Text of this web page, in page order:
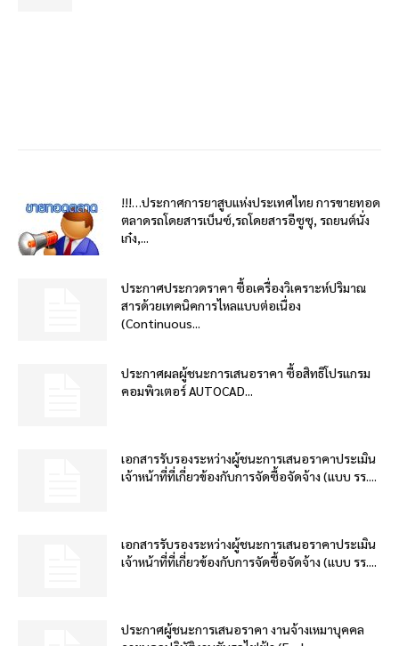
!!!…ประกาศการยาสูบแห่งประเทศไทย การขายทอด
ตลาดรถโดยสารเบ็นซ์,รถโดยสารอีซูซุ, รถยนต์นั่ง
เก๋ง,...
ประกาศประกวดราคา ซื้อเครื่องวิเคราะห์ปริมาณ
สารด้วยเทคนิคการไหลแบบต่อเนื่อง
(Continuous...
ประกาศผลผู้ชนะการเสนอราคา ซื้อสิทธิโปรแกรม
คอมพิวเตอร์ AUTOCAD...
เอกสารรับรองระหว่างผู้ชนะการเสนอราคาประเมิน
เจ้าหน้าที่ที่เกี่ยวข้องกับการจัดซื้อจัดจ้าง (แบบ รร....
เอกสารรับรองระหว่างผู้ชนะการเสนอราคาประเมิน
เจ้าหน้าที่ที่เกี่ยวข้องกับการจัดซื้อจัดจ้าง (แบบ รร....
ประกาศผู้ชนะการเสนอราคา งานจ้างเหมาบุคคล